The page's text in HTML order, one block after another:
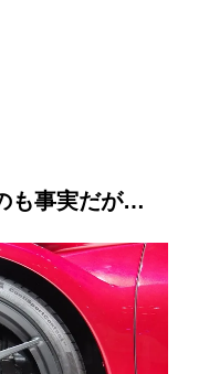
も事実だが…